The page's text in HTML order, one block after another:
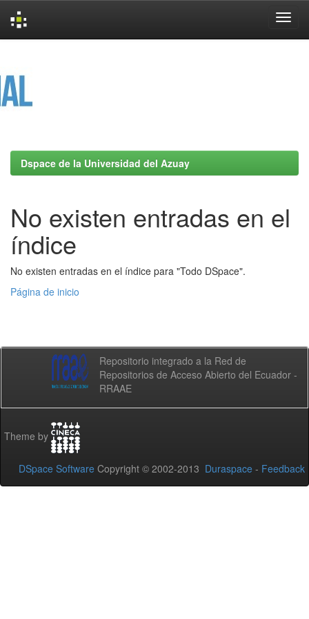
Dspace de la Universidad del Azuay
No existen entradas en el
índice
No existen entradas en el índice para "Todo DSpace".
Página de inicio
Repositorio integrado a la Red de
Repositorios de Acceso Abierto del Ecuador -
RRAAE
Theme by
DSpace Software Copyright © 2002-2013 Duraspace - Feedback